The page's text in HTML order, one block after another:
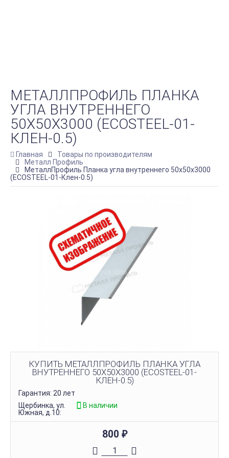
МЕТАЛЛПРОФИЛЬ ПЛАНКА
УГЛА ВНУТРЕННЕГО
50Х50Х3000 (ECOSTEEL-01-
КЛЕН-0.5)
Главная
Товары по производителям
Металл Профиль
МеталлПрофиль Планка угла внутреннего 50х50х3000
(ECOSTEEL-01-Клен-0.5)
КУПИТЬ МЕТАЛЛПРОФИЛЬ ПЛАНКА УГЛА
ВНУТРЕННЕГО 50Х50Х3000 (ECOSTEEL-01-
КЛЕН-0.5)
Гарантия: 20 лет
Щербинка, ул.
Южная, д.10:
В наличии
800 ₽